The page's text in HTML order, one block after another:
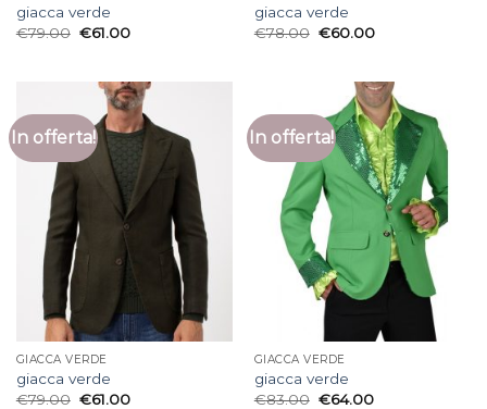
giacca verde
€79.00 €61.00
giacca verde
€78.00 €60.00
In offerta!
GIACCA VERDE
giacca verde
€79.00 €61.00
In offerta!
GIACCA VERDE
giacca verde
€83.00 €64.00